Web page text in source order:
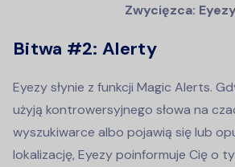
Zwycięzca: Eyezy
Bitwa #2: Alerty
Eyezy słynie z funkcji Magic Alerts.
użyją kontrowersyjnego słowa na
wyszukiwarce albo pojawią się lub
lokalizację, Eyezy poinformuje Cię o